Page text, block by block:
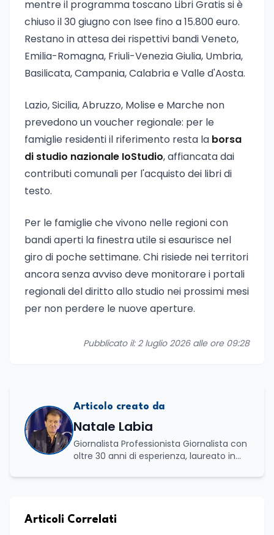
mentre il programma toscano Libri Gratis si è
chiuso il 30 giugno con Isee fino a 15.800 euro.
Restano in attesa dei rispettivi bandi Veneto,
Emilia-Romagna, Friuli-Venezia Giulia, Umbria,
Basilicata, Campania, Calabria e Valle d'Aosta.
Lazio, Sicilia, Abruzzo, Molise e Marche non
prevedono un voucher regionale: per le
famiglie residenti il riferimento resta la borsa
di studio nazionale IoStudio, affiancata dai
contributi comunali per l'acquisto dei libri di
testo.
Per le famiglie che vivono nelle regioni con
bandi aperti la finestra utile si esaurisce nel
giro di poche settimane. Chi risiede nei territori
ancora senza avviso deve monitorare i portali
regionali del diritto allo studio nei prossimi mesi
per non perdere le nuove aperture.
Pubblicato il: 2 luglio 2026 alle ore 09:28
Articolo creato da
Natale Labia
Giornalista Professionista Giornalista con
oltre 30 anni di esperienza, laureato in
all’Università La Sapienza di Roma,
occupo di politica e di economia. Per
Articoli Correlati